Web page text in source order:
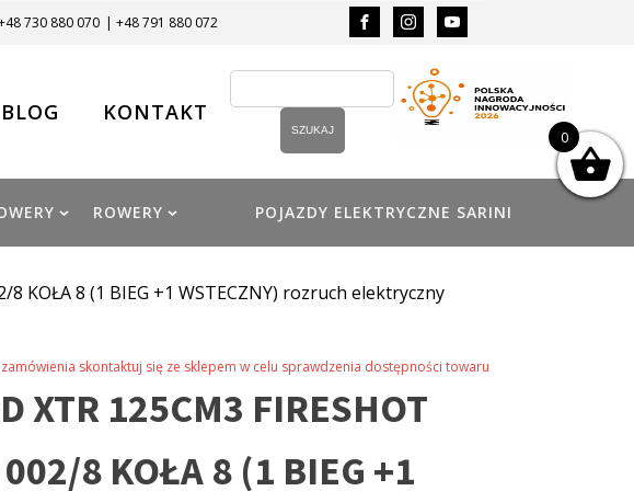
730 880 070 | +48 791 880 072
BLOG KONTAKT
ROWERY POJAZDY ELEKTRYCZNE SARINI
8 KOŁA 8 (1 BIEG +1 WSTECZNY) rozruch elektryczny
skontaktuj się ze sklepem w celu sprawdzenia dostępności towaru
XTR 125CM3 FIRESHOT
002/8 KOŁA 8 (1 BIEG +1
0